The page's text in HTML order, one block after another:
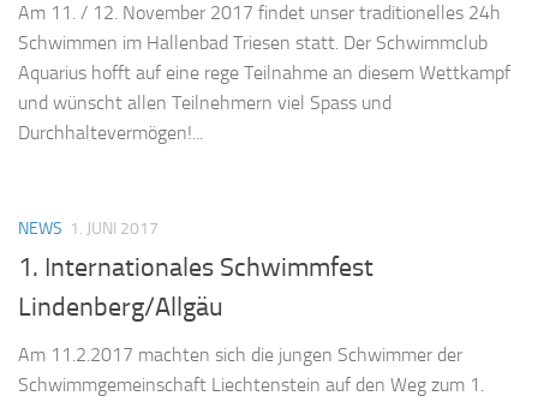
Am 11. / 12. November 2017 findet unser traditionelles 24h
Schwimmen im Hallenbad Triesen statt. Der Schwimmclub
Aquarius hofft auf eine rege Teilnahme an diesem Wettkampf
und wünscht allen Teilnehmern viel Spass und
Durchhaltevermögen!...
NEWS 1. JUNI 2017
1. Internationales Schwimmfest
Lindenberg/Allgäu
Am 11.2.2017 machten sich die jungen Schwimmer der
Schwimmgemeinschaft Liechtenstein auf den Weg zum 1.